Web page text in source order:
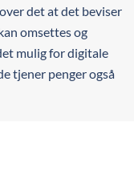
det at det beviser
omsettes og
mulig for digitale
tjener penger også